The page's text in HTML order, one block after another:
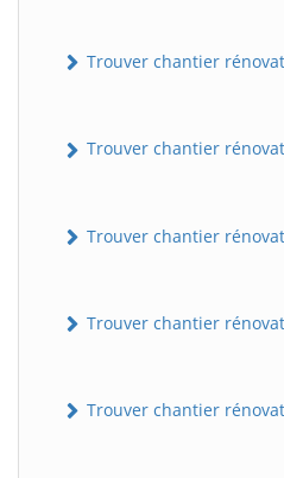
Trouver chantier
Trouver chantier
Trouver chantier
Trouver chantier
Trouver chantier
B BatiWebPro